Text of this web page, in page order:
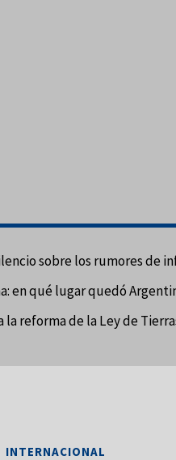
sobre los rumores de
en qué lugar quedó
la reforma de la Ley de
INTERNACIONAL